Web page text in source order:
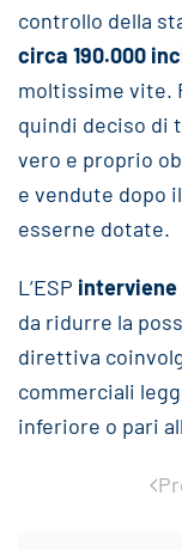
controllo della
circa 190.000
moltissime vite.
quindi deciso di
vero e proprio
e vendute dopo
esserne dotate.
L’ESP interviene
da ridurre la
direttiva
commerciali
inferiore o pari